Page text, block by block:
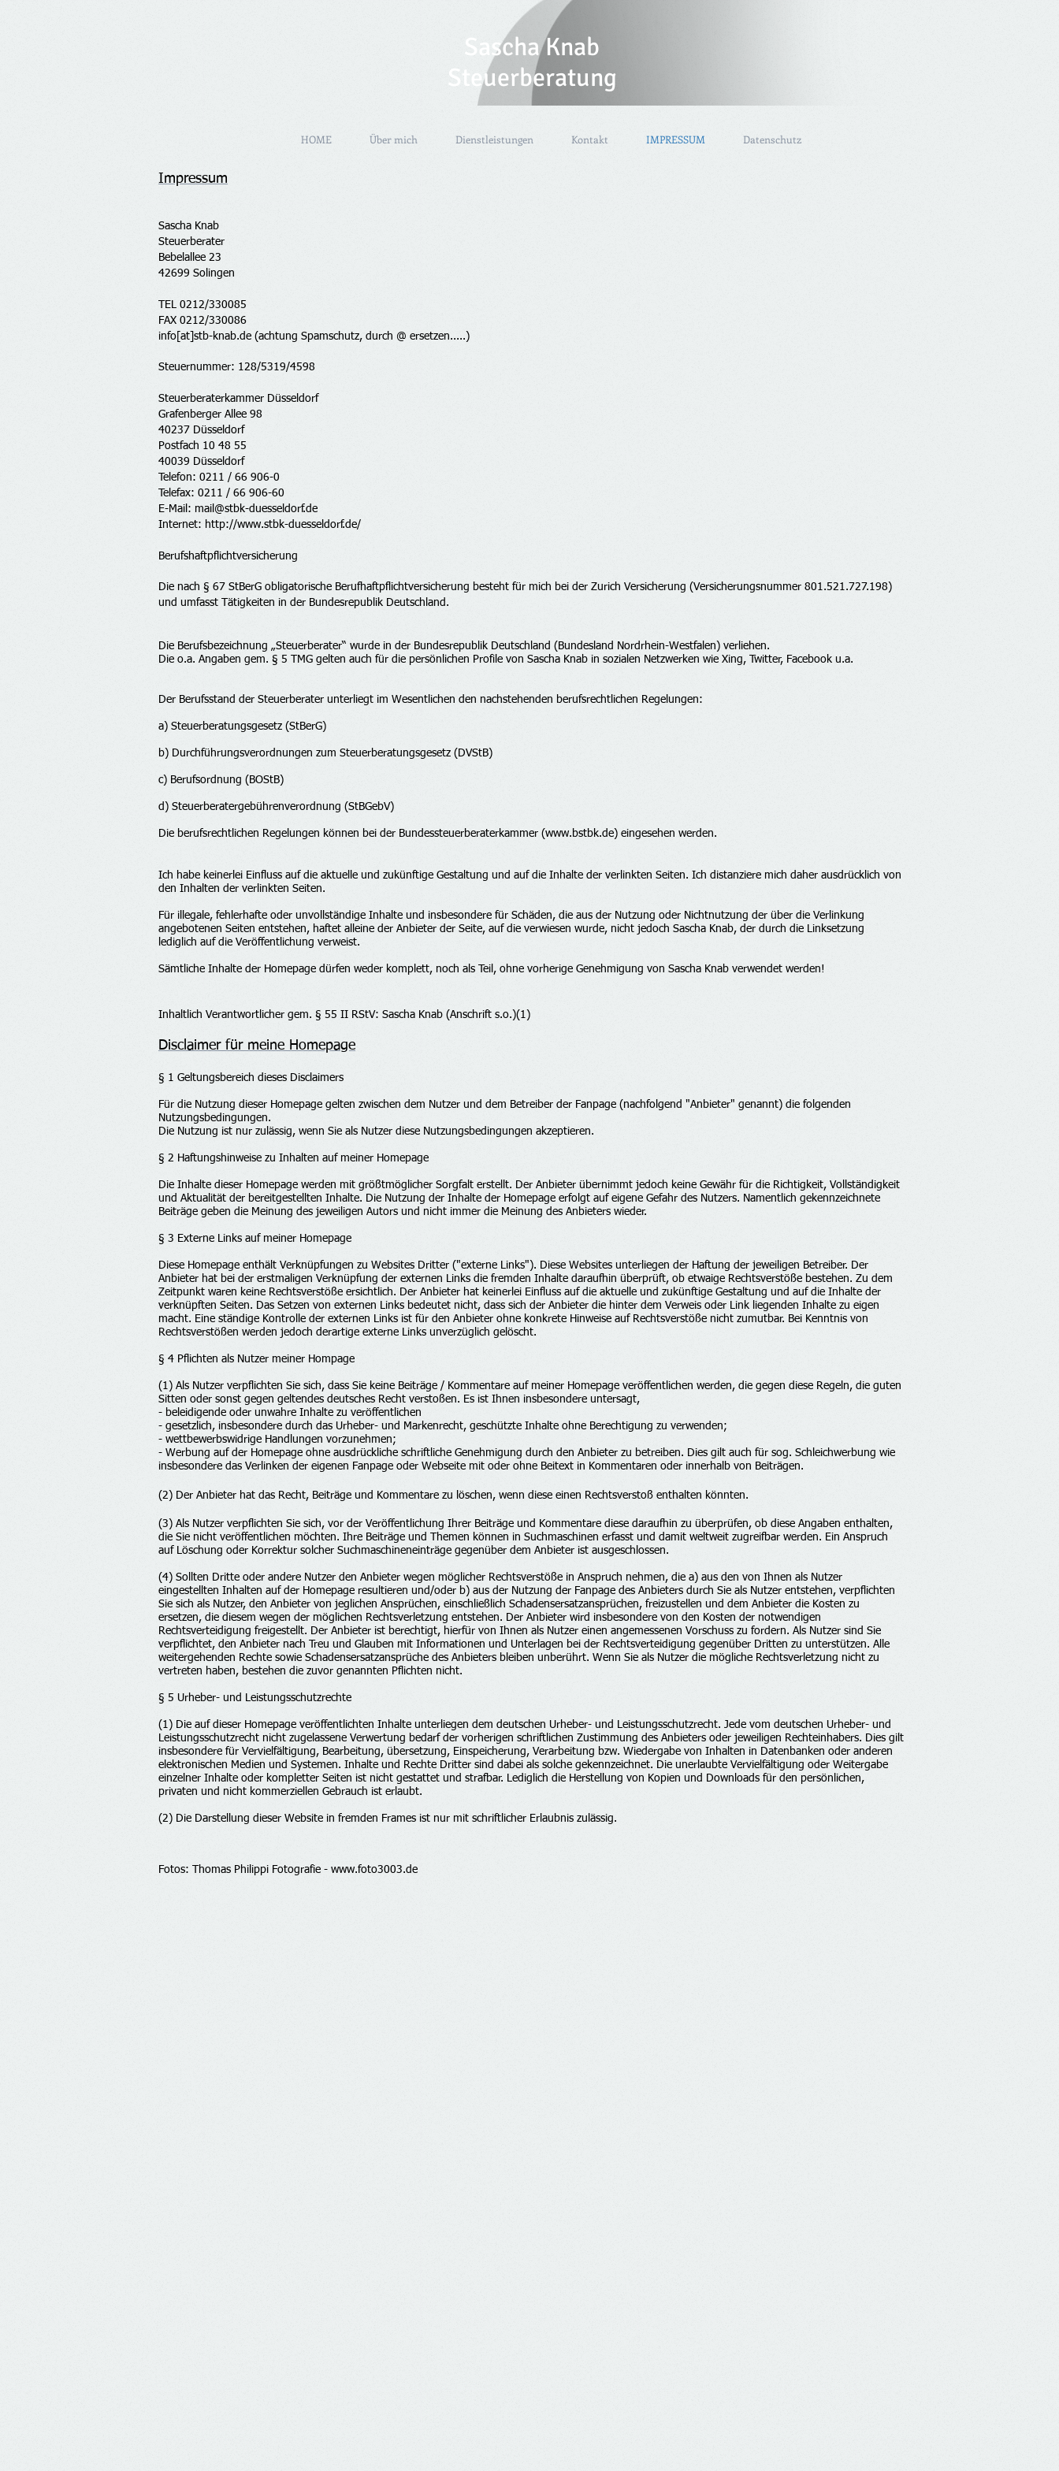
Sascha Knab
Steuerberatung
HOME Über mich Dienstleistungen Kontakt IMPRESSUM Datenschutz
Impressum
Sascha Knab
Steuerberater
Bebelallee 23
42699 Solingen
TEL 0212/330085
FAX 0212/330086
info[at]stb-knab.de (achtung Spamschutz, durch @ ersetzen.....)
Steuernummer: 128/5319/4598
Steuerberaterkammer Düsseldorf
Grafenberger Allee 98
40237 Düsseldorf
Postfach 10 48 55
40039 Düsseldorf
Telefon: 0211 / 66 906-0
Telefax: 0211 / 66 906-60
E-Mail: mail@stbk-duesseldorf.de
Internet: http://www.stbk-duesseldorf.de/
Berufshaftpflichtversicherung
Die nach § 67 StBerG obligatorische Berufhaftpflichtversicherung besteht für mich bei der Zurich Versicherung (Versicherungsnummer 801.521.727.198)
und umfasst Tätigkeiten in der Bundesrepublik Deutschland.
Die Berufsbezeichnung „Steuerberater“ wurde in der Bundesrepublik Deutschland (Bundesland Nordrhein-Westfalen) verliehen.
Die o.a. Angaben gem. § 5 TMG gelten auch für die persönlichen Profile von Sascha Knab in sozialen Netzwerken wie Xing, Twitter, Facebook u.a.
Der Berufsstand der Steuerberater unterliegt im Wesentlichen den nachstehenden berufsrechtlichen Regelungen:
a) Steuerberatungsgesetz (StBerG)
b) Durchführungsverordnungen zum Steuerberatungsgesetz (DVStB)
c) Berufsordnung (BOStB)
d) Steuerberatergebührenverordnung (StBGebV)
Die berufsrechtlichen Regelungen können bei der Bundessteuerberaterkammer (www.bstbk.de) eingesehen werden.
Ich habe keinerlei Einfluss auf die aktuelle und zukünftige Gestaltung und auf die Inhalte der verlinkten Seiten. Ich distanziere mich daher ausdrücklich von
den Inhalten der verlinkten Seiten.
Für illegale, fehlerhafte oder unvollständige Inhalte und insbesondere für Schäden, die aus der Nutzung oder Nichtnutzung der über die Verlinkung
angebotenen Seiten entstehen, haftet alleine der Anbieter der Seite, auf die verwiesen wurde, nicht jedoch Sascha Knab, der durch die Linksetzung
lediglich auf die Veröffentlichung verweist.
Sämtliche Inhalte der Homepage dürfen weder komplett, noch als Teil, ohne vorherige Genehmigung von Sascha Knab verwendet werden!
Inhaltlich Verantwortlicher gem. § 55 II RStV: Sascha Knab (Anschrift s.o.)(1)
Disclaimer für meine Homepage
§ 1 Geltungsbereich dieses Disclaimers
Für die Nutzung dieser Homepage gelten zwischen dem Nutzer und dem Betreiber der Fanpage (nachfolgend "Anbieter" genannt) die folgenden
Nutzungsbedingungen.
Die Nutzung ist nur zulässig, wenn Sie als Nutzer diese Nutzungsbedingungen akzeptieren.
§ 2 Haftungshinweise zu Inhalten auf meiner Homepage
Die Inhalte dieser Homepage werden mit größtmöglicher Sorgfalt erstellt. Der Anbieter übernimmt jedoch keine Gewähr für die Richtigkeit, Vollständigkeit
und Aktualität der bereitgestellten Inhalte. Die Nutzung der Inhalte der Homepage erfolgt auf eigene Gefahr des Nutzers. Namentlich gekennzeichnete
Beiträge geben die Meinung des jeweiligen Autors und nicht immer die Meinung des Anbieters wieder.
§ 3 Externe Links auf meiner Homepage
Diese Homepage enthält Verknüpfungen zu Websites Dritter ("externe Links"). Diese Websites unterliegen der Haftung der jeweiligen Betreiber. Der
Anbieter hat bei der erstmaligen Verknüpfung der externen Links die fremden Inhalte daraufhin überprüft, ob etwaige Rechtsverstöße bestehen. Zu dem
Zeitpunkt waren keine Rechtsverstöße ersichtlich. Der Anbieter hat keinerlei Einfluss auf die aktuelle und zukünftige Gestaltung und auf die Inhalte der
verknüpften Seiten. Das Setzen von externen Links bedeutet nicht, dass sich der Anbieter die hinter dem Verweis oder Link liegenden Inhalte zu eigen
macht. Eine ständige Kontrolle der externen Links ist für den Anbieter ohne konkrete Hinweise auf Rechtsverstöße nicht zumutbar. Bei Kenntnis von
Rechtsverstößen werden jedoch derartige externe Links unverzüglich gelöscht.
§ 4 Pflichten als Nutzer meiner Hompage
(1) Als Nutzer verpflichten Sie sich, dass Sie keine Beiträge / Kommentare auf meiner Homepage veröffentlichen werden, die gegen diese Regeln, die guten
Sitten oder sonst gegen geltendes deutsches Recht verstoßen. Es ist Ihnen insbesondere untersagt,
- beleidigende oder unwahre Inhalte zu veröffentlichen
- gesetzlich, insbesondere durch das Urheber- und Markenrecht, geschützte Inhalte ohne Berechtigung zu verwenden;
- wettbewerbswidrige Handlungen vorzunehmen;
- Werbung auf der Homepage ohne ausdrückliche schriftliche Genehmigung durch den Anbieter zu betreiben. Dies gilt auch für sog. Schleichwerbung wie
insbesondere das Verlinken der eigenen Fanpage oder Webseite mit oder ohne Beitext in Kommentaren oder innerhalb von Beiträgen.
(2) Der Anbieter hat das Recht, Beiträge und Kommentare zu löschen, wenn diese einen Rechtsverstoß enthalten könnten.
(3) Als Nutzer verpflichten Sie sich, vor der Veröffentlichung Ihrer Beiträge und Kommentare diese daraufhin zu überprüfen, ob diese Angaben enthalten,
die Sie nicht veröffentlichen möchten. Ihre Beiträge und Themen können in Suchmaschinen erfasst und damit weltweit zugreifbar werden. Ein Anspruch
auf Löschung oder Korrektur solcher Suchmaschineneinträge gegenüber dem Anbieter ist ausgeschlossen.
(4) Sollten Dritte oder andere Nutzer den Anbieter wegen möglicher Rechtsverstöße in Anspruch nehmen, die a) aus den von Ihnen als Nutzer
eingestellten Inhalten auf der Homepage resultieren und/oder b) aus der Nutzung der Fanpage des Anbieters durch Sie als Nutzer entstehen, verpflichten
Sie sich als Nutzer, den Anbieter von jeglichen Ansprüchen, einschließlich Schadensersatzansprüchen, freizustellen und dem Anbieter die Kosten zu
ersetzen, die diesem wegen der möglichen Rechtsverletzung entstehen. Der Anbieter wird insbesondere von den Kosten der notwendigen
Rechtsverteidigung freigestellt. Der Anbieter ist berechtigt, hierfür von Ihnen als Nutzer einen angemessenen Vorschuss zu fordern. Als Nutzer sind Sie
verpflichtet, den Anbieter nach Treu und Glauben mit Informationen und Unterlagen bei der Rechtsverteidigung gegenüber Dritten zu unterstützen. Alle
weitergehenden Rechte sowie Schadensersatzansprüche des Anbieters bleiben unberührt. Wenn Sie als Nutzer die mögliche Rechtsverletzung nicht zu
vertreten haben, bestehen die zuvor genannten Pflichten nicht.
§ 5 Urheber- und Leistungsschutzrechte
(1) Die auf dieser Homepage veröffentlichten Inhalte unterliegen dem deutschen Urheber- und Leistungsschutzrecht. Jede vom deutschen Urheber- und
Leistungsschutzrecht nicht zugelassene Verwertung bedarf der vorherigen schriftlichen Zustimmung des Anbieters oder jeweiligen Rechteinhabers. Dies gilt
insbesondere für Vervielfältigung, Bearbeitung, übersetzung, Einspeicherung, Verarbeitung bzw. Wiedergabe von Inhalten in Datenbanken oder anderen
elektronischen Medien und Systemen. Inhalte und Rechte Dritter sind dabei als solche gekennzeichnet. Die unerlaubte Vervielfältigung oder Weitergabe
einzelner Inhalte oder kompletter Seiten ist nicht gestattet und strafbar. Lediglich die Herstellung von Kopien und Downloads für den persönlichen,
privaten und nicht kommerziellen Gebrauch ist erlaubt.
(2) Die Darstellung dieser Website in fremden Frames ist nur mit schriftlicher Erlaubnis zulässig.
Fotos: Thomas Philippi Fotografie - www.foto3003.de